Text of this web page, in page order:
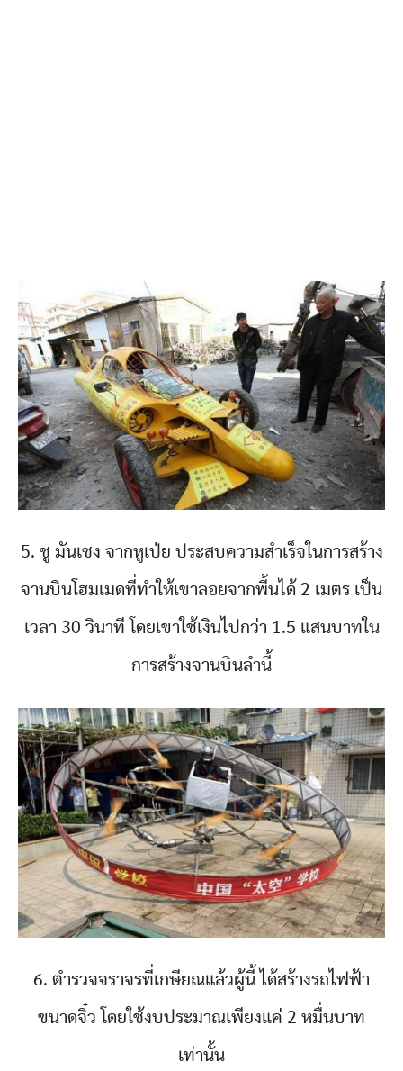
5. ชู มันเชง จากหูเป่ย ประสบความสำเร็จในการสร้าง
จานบินโฮมเมดที่ทำให้เขาลอยจากพื้นได้ 2 เมตร เป็น
เวลา 30 วินาที โดยเขาใช้เงินไปกว่า 1.5 แสนบาทใน
การสร้างจานบินลำนี้
6. ตำรวจจราจรที่เกษียณแล้วผู้นี้ ได้สร้างรถไฟฟ้า
ขนาดจิ๋ว โดยใช้งบประมาณเพียงแค่ 2 หมื่นบาท
เท่านั้น